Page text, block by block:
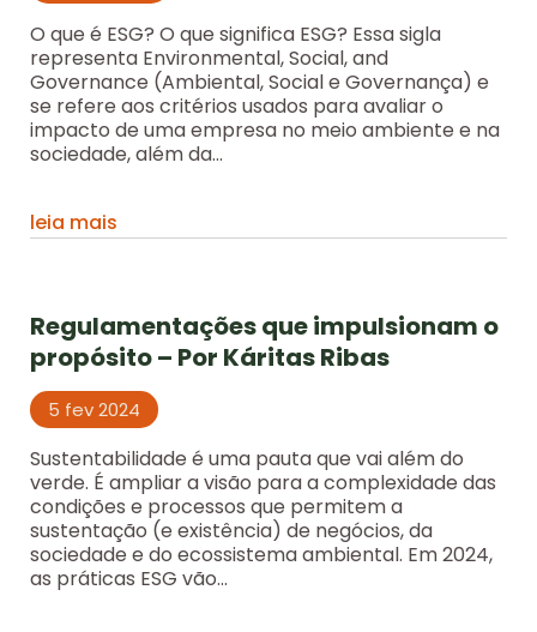
O que é ESG? O que significa ESG? Essa sigla
representa Environmental, Social, and
Governance (Ambiental, Social e Governança) e
se refere aos critérios usados para avaliar o
impacto de uma empresa no meio ambiente e na
sociedade, além da...
leia mais
Regulamentações que impulsionam o
propósito – Por Káritas Ribas
5 fev 2024
Sustentabilidade é uma pauta que vai além do
verde. É ampliar a visão para a complexidade das
condições e processos que permitem a
sustentação (e existência) de negócios, da
sociedade e do ecossistema ambiental. Em 2024,
as práticas ESG vão...